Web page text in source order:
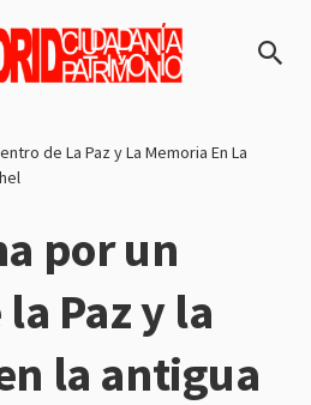
de La Paz y La Memoria En La
por un
Paz y la
la antigua